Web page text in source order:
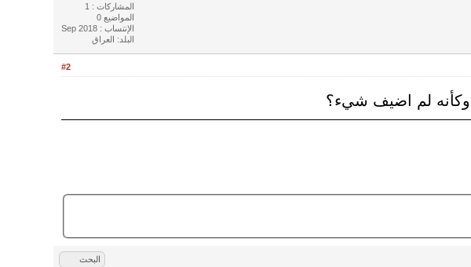
المشاركات : 1
المواضيع 0
الإنتساب : Sep 2018
البلد: العراق
#2
وكأنه لم اضيف شيء؟
البحث